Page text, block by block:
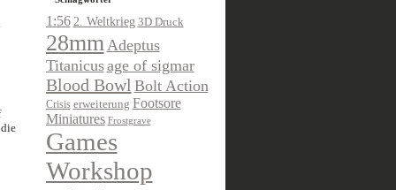
1:56 2. Weltkrieg 3D Druck
28mmAdeptus
Titanicusage of sigmar
Blood Bowl Bolt Action
Crisis erweiterung Footsore
Miniatures Frostgrave
Games
Workshop